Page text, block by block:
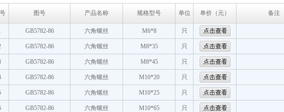
图号 产品名称 规格型号 单位 单价（元） 备注
GB5782-86 六角螺丝 M6*8 只
GB5782-86 六角螺丝 M8*35 只
GB5782-86 六角螺丝 M8*45 只
GB5782-86 六角螺丝 M10*20 只
GB5782-86 六角螺丝 M10*25 只
GB5782-86 六角螺丝 M10*65 只